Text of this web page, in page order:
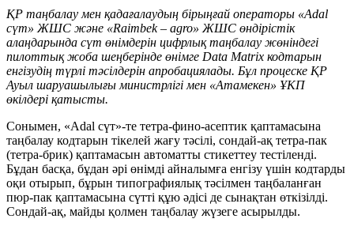
ҚР таңбалау мен қадағалаудың бірыңғай операторы «Adal
сүт» ЖШС және «Raimbek – agro» ЖШС өндірістік
алаңдарында сүт өнімдерін цифрлық таңбалау жөніндегі
пилоттық жоба шеңберінде өнімге Data Matrix кодтарын
енгізудің түрлі тәсілдерін апробациялады. Бұл процеске ҚР
Ауыл шаруашылығы министрлігі мен «Атамекен» ҰКП
өкілдері қатысты.
Сонымен, «Adal сүт»-те тетра-фино-асептик қаптамасына
таңбалау кодтарын тікелей жағу тәсілі, сондай-ақ тетра-пак
(тетра-брик) қаптамасын автоматты стикеттеу тестіленді.
Бұдан басқа, бұдан әрі өнімді айналымға енгізу үшін кодтарды
оқи отырып, бұрын типографиялық тәсілмен таңбаланған
пюр-пак қаптамасына сүтті құю әдісі де сынақтан өткізілді.
Сондай-ақ, майды қолмен таңбалау жүзеге асырылды.